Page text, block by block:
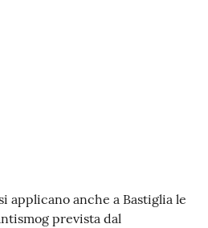
applicano anche a Bastiglia le
prevista dal